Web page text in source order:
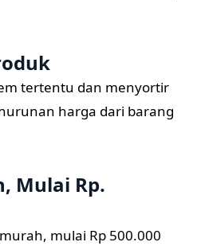
tertentu dan menyortir
harga dari barang
Mulai Rp.
mulai Rp 500.000